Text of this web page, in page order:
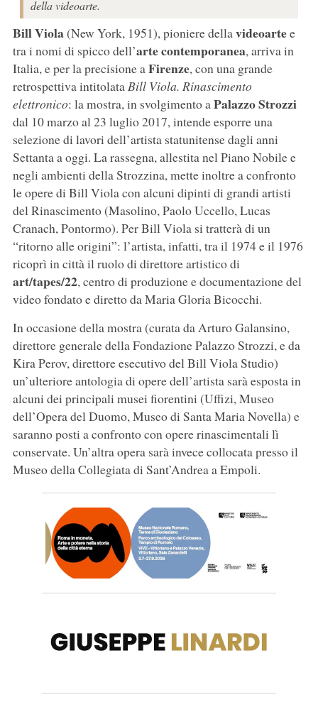
della videoarte.
Bill Viola(New York, 1951), pioniere dellavideoartee
tra i nomi di spicco dell’arte contemporanea, arriva in
Italia, e per la precisione aFirenze, con una grande
retrospettiva intitolataBill Viola. Rinascimento
elettronico: la mostra, in svolgimento aPalazzo Strozzi
dal 10 marzo al 23 luglio 2017, intende esporre una
selezione di lavori dell’artista statunitense dagli anni
Settanta a oggi. La rassegna, allestita nel Piano Nobile e
negli ambienti della Strozzina, mette inoltre a confronto
le opere di Bill Viola con alcuni dipinti di grandi artisti
del Rinascimento (Masolino, Paolo Uccello, Lucas
Cranach, Pontormo). Per Bill Viola si tratterà di un
“ritorno alle origini”: l’artista, infatti, tra il 1974 e il 1976
ricoprì in città il ruolo di direttore artistico di
art/tapes/22, centro di produzione e documentazione del
video fondato e diretto da Maria Gloria Bicocchi.
In occasione della mostra (curata da Arturo Galansino,
direttore generale della Fondazione Palazzo Strozzi, e da
Kira Perov, direttore esecutivo del Bill Viola Studio)
un’ulteriore antologia di opere dell’artista sarà esposta in
alcuni dei principali musei fiorentini (Uffizi, Museo
dell’Opera del Duomo, Museo di Santa Maria Novella) e
saranno posti a confronto con opere rinascimentali lì
conservate. Un’altra opera sarà invece collocata presso il
Museo della Collegiata di Sant’Andrea a Empoli.